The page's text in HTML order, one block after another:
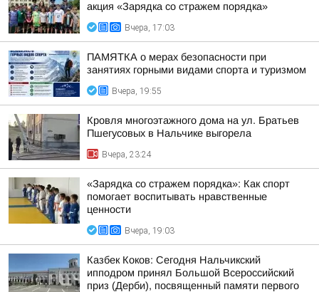
акция «Зарядка со стражем порядка»
Вчера, 17:03
ПАМЯТКА о мерах безопасности при
занятиях горными видами спорта и туризмом
Вчера, 19:55
Кровля многоэтажного дома на ул. Братьев
Пшегусовых в Нальчике выгорела
Вчера, 23:24
«Зарядка со стражем порядка»: Как спорт
помогает воспитывать нравственные
ценности
Вчера, 19:03
Казбек Коков: Сегодня Нальчикский
ипподром принял Большой Всероссийский
приз (Дерби), посвященный памяти первого